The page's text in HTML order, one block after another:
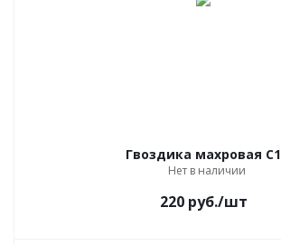
Гвоздика махровая C1
Нет в наличии
220руб./шт